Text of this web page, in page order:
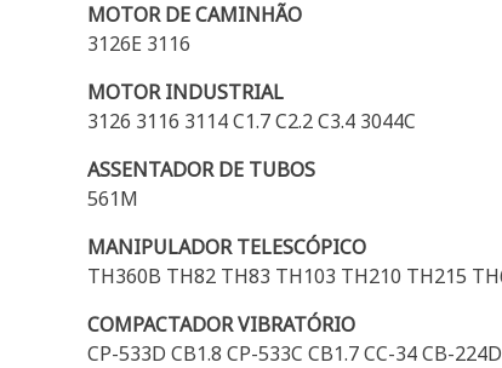
MOTOR DE CAMINHÃO
3126E 3116
MOTOR INDUSTRIAL
3126 3116 3114 C1.7 C2.2 C3.4 3044C
ASSENTADOR DE TUBOS
561M
MANIPULADOR TELESCÓPICO
TH360B TH82 TH83 TH103 TH210 TH215
COMPACTADOR VIBRATÓRIO
CP-533D CB1.8 CP-533C CB1.7 CC-34 CB-